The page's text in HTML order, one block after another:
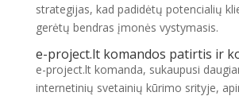
strategijas, kad padidėtų potencialių
gerėtų bendras įmonės vystymasis.
e-project.ltkomandos patirtis ir
e-project.lt komanda, sukaupusi
internetinių svetainių kūrimo srityje,